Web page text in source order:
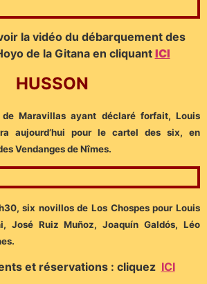
la vidéo du débarquement des
de la Gitana en cliquant ICI
HUSSON
Maravillas ayant déclaré forfait, Louis
aujourd’hui pour le cartel des six, en
Vendanges de Nîmes.
six novillos de Los Chospes pour Louis
José Ruiz Muñoz, Joaquín Galdós, Léo
et réservations : cliquez ICI